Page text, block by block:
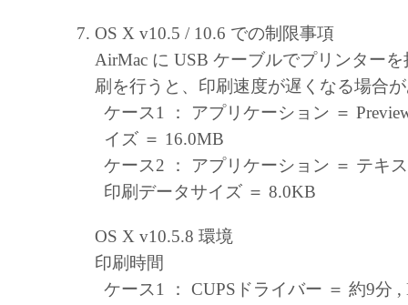
OS X v10.5 / 10.6 での制限事項
AirMac に USB ケーブルでプリンター
刷を行うと、印刷速度が遅くなる場合
ケース1 ： アプリケーション ＝
イズ ＝ 16.0MB
ケース2 ： アプリケーション ＝ テキ
印刷データサイズ ＝ 8.0KB
OS X v10.5.8 環境
印刷時間
ケース1 ： CUPSドライバー ＝ 約9分 ,